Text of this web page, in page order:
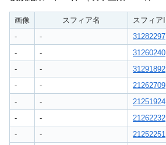
画像 スフィア名 スフィア
-
- 31282297
-
- 31260240
-
- 31291892
-
- 21262709
-
- 21251924
-
- 21262232
-
- 21252251